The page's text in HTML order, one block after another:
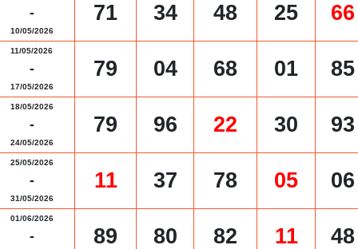
-
10/05/2026
71 34 48 25 66
11/05/2026
-
17/05/2026
79 04 68 01 85
18/05/2026
-
24/05/2026
79 96 22 30 93
25/05/2026
-
31/05/2026
11 37 78 05 06
01/06/2026
- 89 80 82 11 48